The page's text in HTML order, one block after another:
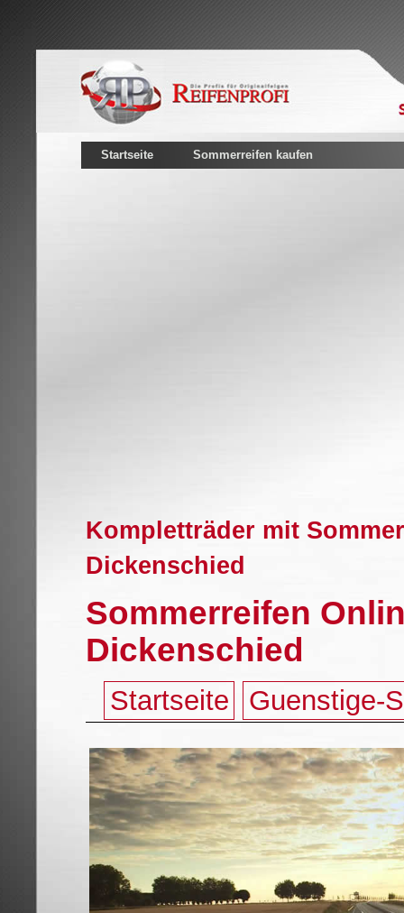
Startseite Sommerreifen kaufen
Kompletträder mit
Dickenschied
Sommerreifen
Dickenschied
Startseite Guenstige-